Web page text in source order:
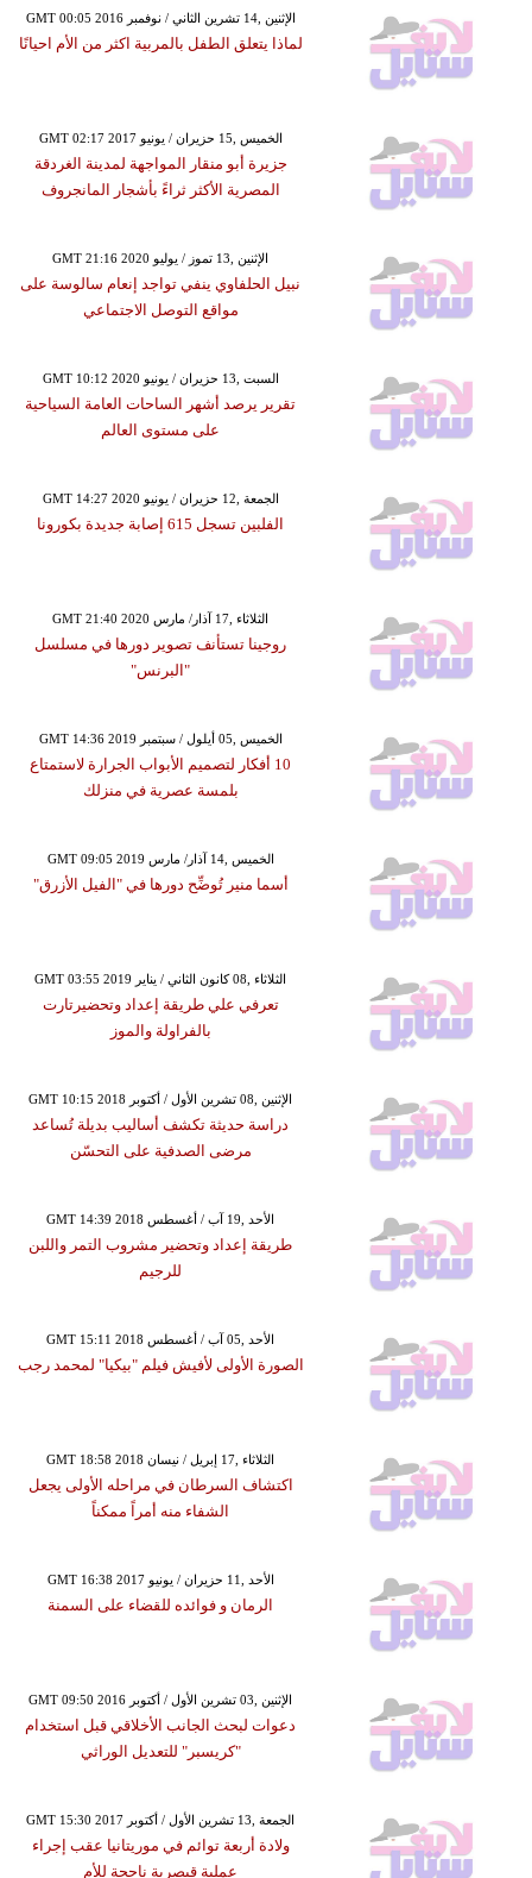
GMT 00:05 2016 الإثنين ,14 تشرين الثاني / نوفمبر
لماذا يتعلق الطفل بالمربية اكثر من الأم احيانًا
GMT 02:17 2017 الخميس ,15 حزيران / يونيو
جزيرة أبو منقار المواجهة لمدينة الغردقة
المصرية الأكثر ثراءً بأشجار المانجروف
GMT 21:16 2020 الإثنين ,13 تموز / يوليو
نبيل الحلفاوي ينفي تواجد إنعام سالوسة على
مواقع التوصل الاجتماعي
GMT 10:12 2020 السبت ,13 حزيران / يونيو
تقرير يرصد أشهر الساحات العامة السياحية
على مستوى العالم
GMT 14:27 2020 الجمعة ,12 حزيران / يونيو
الفلبين تسجل 615 إصابة جديدة بكورونا
GMT 21:40 2020 الثلاثاء ,17 آذار/ مارس
روجينا تستأنف تصوير دورها في مسلسل
"البرنس"
GMT 14:36 2019 الخميس ,05 أيلول / سبتمبر
10 أفكار لتصميم الأبواب الجرارة لاستمتاع
بلمسة عصرية في منزلك
GMT 09:05 2019 الخميس ,14 آذار/ مارس
أسما منير تُوضِّح دورها في "الفيل الأزرق"
GMT 03:55 2019 الثلاثاء ,08 كانون الثاني / يناير
تعرفي علي طريقة إعداد وتحضيرتارت
بالفراولة والموز
GMT 10:15 2018 الإثنين ,08 تشرين الأول / أكتوبر
دراسة حديثة تكشف أساليب بديلة تُساعد
مرضى الصدفية على التحسّن
GMT 14:39 2018 الأحد ,19 آب / أغسطس
طريقة إعداد وتحضير مشروب التمر واللبن
للرجيم
GMT 15:11 2018 الأحد ,05 آب / أغسطس
الصورة الأولى لأفيش فيلم "بيكيا" لمحمد رجب
GMT 18:58 2018 الثلاثاء ,17 إبريل / نيسان
اكتشاف السرطان في مراحله الأولى يجعل
الشفاء منه أمراً ممكناً
GMT 16:38 2017 الأحد ,11 حزيران / يونيو
الرمان و فوائده للقضاء على السمنة
GMT 09:50 2016 الإثنين ,03 تشرين الأول / أكتوبر
دعوات لبحث الجانب الأخلاقي قبل استخدام
"كريسبر" للتعديل الوراثي
GMT 15:30 2017 الجمعة ,13 تشرين الأول / أكتوبر
ولادة أربعة توائم في موريتانيا عقب إجراء
عملية قيصرية ناجحة للأم